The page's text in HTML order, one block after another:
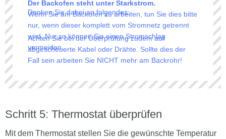
Denken Sie dabei an folgendes:
Der Backofen steht unter Starkstrom.
Wenn Sie am Backofen zu arbeiten, tun Sie dies bitte
nur, wenn dieser komplett vom Stromnetz getrennt
wird. Nur so können Sie einen Stromschlag
vermeiden.
Achten Sie bei der Überprüfung zudem auf
abgescheuerte Kabel oder Drähte. Sollte dies der
Fall sein arbeiten Sie NICHT mehr am Backrohr!
Schritt 5: Thermostat überprüfen
Mit dem Thermostat stellen Sie die gewünschte Temperatur